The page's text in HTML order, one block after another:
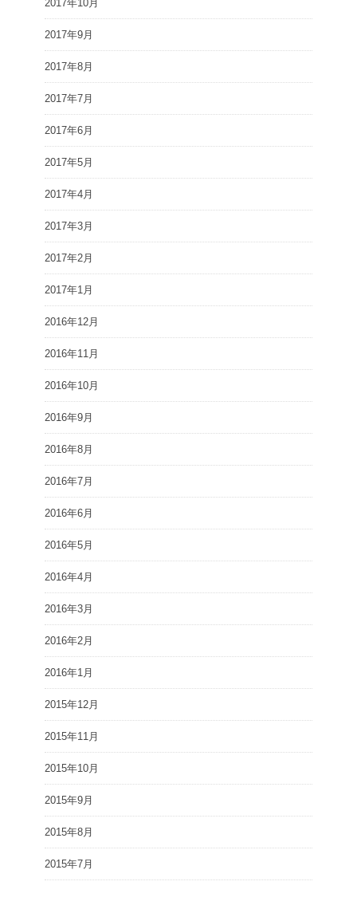
2017年10月
2017年9月
2017年8月
2017年7月
2017年6月
2017年5月
2017年4月
2017年3月
2017年2月
2017年1月
2016年12月
2016年11月
2016年10月
2016年9月
2016年8月
2016年7月
2016年6月
2016年5月
2016年4月
2016年3月
2016年2月
2016年1月
2015年12月
2015年11月
2015年10月
2015年9月
2015年8月
2015年7月